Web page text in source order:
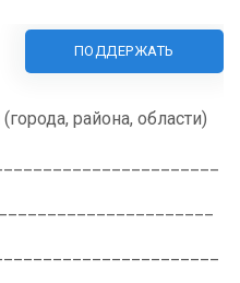
ПОДДЕРЖАТЬ
района, области)